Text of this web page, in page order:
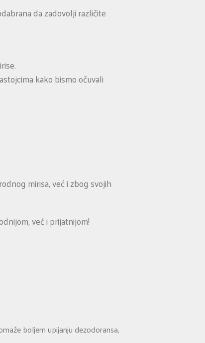
da zadovolji različite
kako bismo očuvali
mirisa, već i zbog svojih
već i prijatnijom!
boljem upijanju dezodoransa,